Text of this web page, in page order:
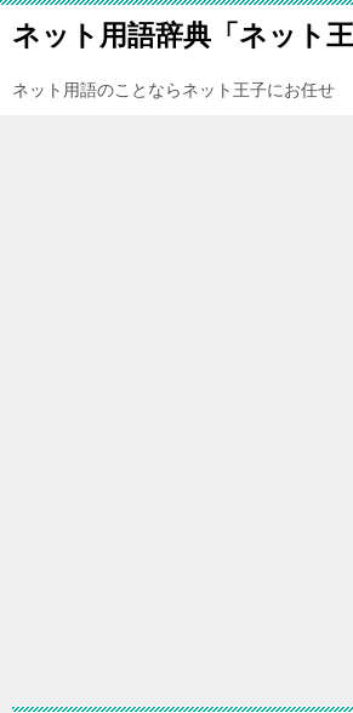
ネット用語辞典「ネット王
ネット用語のことならネット王子にお任せ